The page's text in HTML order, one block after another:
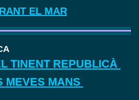
EL MAR
TINENT REPUBLICÀ
MEVES MANS